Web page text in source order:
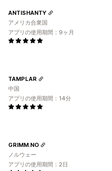
ANTISHANTY
アメリカ合衆国
アプリの使用期間：9ヶ月
TAMPLAR
中国
アプリの使用期間：14分
GRIMM.NO
ノルウェー
アプリの使用期間：2日